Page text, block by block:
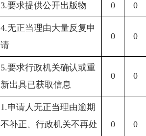
3.要求提供公开出版物 0 0
4.无正当理由大量反复申
请
0 0
5.要求行政机关确认或重
新出具已获取信息
0 0
1.申请人无正当理由逾期
不补正、行政机关不再处
0 0